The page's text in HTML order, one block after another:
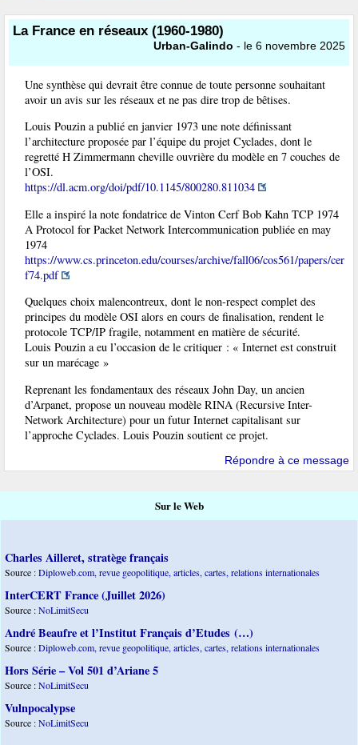
La France en réseaux (1960-1980)
Urban-Galindo - le 6 novembre 2025
Une synthèse qui devrait être connue de toute personne souhaitant
avoir un avis sur les réseaux et ne pas dire trop de bêtises.
Louis Pouzin a publié en janvier 1973 une note définissant
l’architecture proposée par l’équipe du projet Cyclades, dont le
regretté H Zimmermann cheville ouvrière du modèle en 7 couches de
l’OSI.
https://dl.acm.org/doi/pdf/10.1145/800280.811034
Elle a inspiré la note fondatrice de Vinton Cerf Bob Kahn TCP 1974
A Protocol for Packet Network Intercommunication publiée en may
1974
https://www.cs.princeton.edu/courses/archive/fall06/cos561/papers/cer
f74.pdf
Quelques choix malencontreux, dont le non-respect complet des
principes du modèle OSI alors en cours de finalisation, rendent le
protocole TCP/IP fragile, notamment en matière de sécurité.
Louis Pouzin a eu l’occasion de le critiquer : « Internet est construit
sur un marécage »
Reprenant les fondamentaux des réseaux John Day, un ancien
d’Arpanet, propose un nouveau modèle RINA (Recursive Inter-
Network Architecture) pour un futur Internet capitalisant sur
l’approche Cyclades. Louis Pouzin soutient ce projet.
Répondre à ce message
Sur le Web
Charles Ailleret, stratège français
Source :Diploweb.com, revue geopolitique, articles, cartes, relations internationales
InterCERT France (Juillet 2026)
Source :NoLimitSecu
André Beaufre et l’Institut Français d’Etudes (…)
Source :Diploweb.com, revue geopolitique, articles, cartes, relations internationales
Hors Série – Vol 501 d’Ariane 5
Source :NoLimitSecu
Vulnpocalypse
Source :NoLimitSecu